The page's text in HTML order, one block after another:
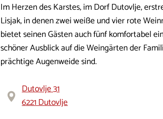
Im Herzen des Karstes, im Dorf Dutovlje,
Lisjak, in denen zwei weiße und vier rote
bietet seinen Gästen auch fünf komfortabel
schöner Ausblick auf die Weingärten der
prächtige Augenweide sind.
Dutovlje 31
6221 Dutovlje